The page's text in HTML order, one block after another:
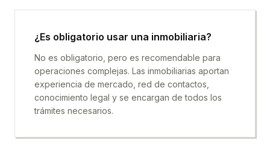
¿Es obligatorio usar una inmobiliaria?
No es obligatorio, pero es recomendable para
operaciones complejas. Las inmobiliarias aportan
experiencia de mercado, red de contactos,
conocimiento legal y se encargan de todos los
trámites necesarios.